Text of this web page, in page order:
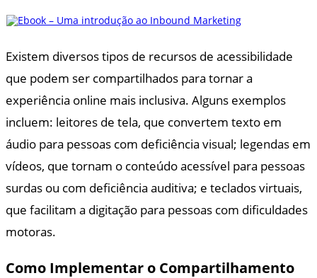
Existem diversos tipos de recursos de acessibilidade
que podem ser compartilhados para tornar a
experiência online mais inclusiva. Alguns exemplos
incluem: leitores de tela, que convertem texto em
áudio para pessoas com deficiência visual; legendas em
vídeos, que tornam o conteúdo acessível para pessoas
surdas ou com deficiência auditiva; e teclados virtuais,
que facilitam a digitação para pessoas com dificuldades
motoras.
Como Implementar o Compartilhamento